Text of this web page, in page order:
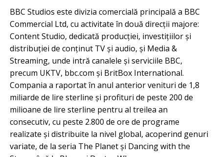
BBC Studios este divizia comercială principală a BBC
Commercial Ltd, cu activitate în două direcții majore:
Content Studio, dedicată producției, investițiilor și
distribuției de conținut TV și audio, și Media &
Streaming, unde intră canalele și serviciile BBC,
precum UKTV, bbc.com și BritBox International.
Compania a raportat în anul anterior venituri de 1,8
miliarde de lire sterline și profituri de peste 200 de
milioane de lire sterline pentru al treilea an
consecutiv, cu peste 2.800 de ore de programe
realizate și distribuite la nivel global, acoperind genuri
variate, de la seria The Planet și Dancing with the